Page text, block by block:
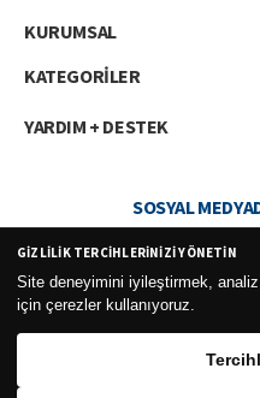
KURUMSAL
KATEGORİLER
YARDIM + DESTEK
SOSYAL
GIZLILIK TERCIHLERINIZI YÖNETIN
Site deneyimini iyileştirmek,
için çerezler kullanıyoruz.